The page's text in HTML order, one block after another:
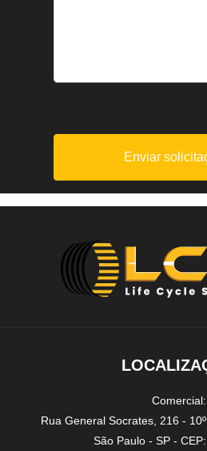
Comercial:
Rua General Socrates, 216 -
São Paulo - SP -